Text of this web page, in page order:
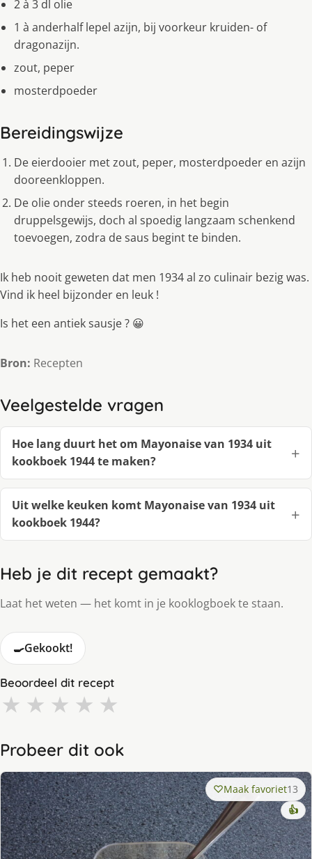
2 à 3 dl olie
1 à anderhalf lepel azijn, bij voorkeur kruiden- of
dragonazijn.
zout, peper
mosterdpoeder
Bereidingswijze
De eierdooier met zout, peper, mosterdpoeder en azijn
dooreenkloppen.
De olie onder steeds roeren, in het begin
druppelsgewijs, doch al spoedig langzaam schenkend
toevoegen, zodra de saus begint te binden.
Ik heb nooit geweten dat men 1934 al zo culinair bezig was.
Vind ik heel bijzonder en leuk !
Is het een antiek sausje ? 😀
Bron: Recepten
Veelgestelde vragen
Hoe lang duurt het om Mayonaise van 1934 uit
kookboek 1944 te maken?
Uit welke keuken komt Mayonaise van 1934 uit
kookboek 1944?
Heb je dit recept gemaakt?
Laat het weten — het komt in je kooklogboek te staan.
🍳Gekookt!
Beoordeel dit recept
★ ★ ★ ★ ★
Probeer dit ook
Maak favoriet13
👍